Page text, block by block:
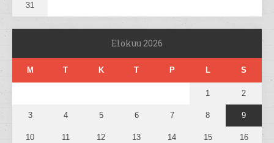
31
Elokuu 2026
M T K T P L S
1 2
3 4 5 6 7 8 9
10 11 12 13 14 15 16